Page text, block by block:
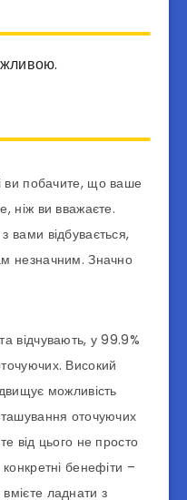
ви побачите, що ваше
ніж ви вважаєте.
вами відбувається,
незначним. Значно
відчувають, у 99.9%
Високий
можливість
оточуючих
від цього не просто
бенефіти –
ладнати з